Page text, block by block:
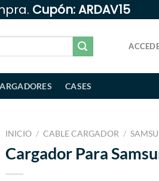
Cupón: ARDAV15
CASES
INICIO / CABLE CARGADOR /
Cargador Para